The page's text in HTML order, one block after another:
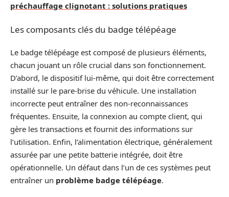
préchauffage clignotant : solutions pratiques
Les composants clés du badge télépéage
Le badge télépéage est composé de plusieurs éléments,
chacun jouant un rôle crucial dans son fonctionnement.
D’abord, le dispositif lui-même, qui doit être correctement
installé sur le pare-brise du véhicule. Une installation
incorrecte peut entraîner des non-reconnaissances
fréquentes. Ensuite, la connexion au compte client, qui
gère les transactions et fournit des informations sur
l’utilisation. Enfin, l’alimentation électrique, généralement
assurée par une petite batterie intégrée, doit être
opérationnelle. Un défaut dans l’un de ces systèmes peut
entraîner un problème badge télépéage.